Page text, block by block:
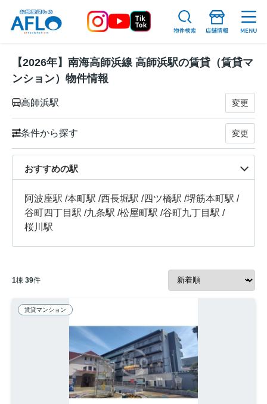
【2026年】南海高師浜線 高師浜駅の賃貸（賃貸マ
ンション）物件情報
高師浜駅 変更
条件から探す 変更
おすすめの駅
阿波座駅 /本町駅 /西長堀駅 /四ツ橋駅 /堺筋本町駅 /
谷町四丁目駅 /九条駅 /松屋町駅 /谷町九丁目駅 /
桜川駅
1棟 39件
賃貸マンション